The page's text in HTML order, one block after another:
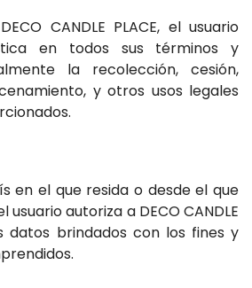
CANDLE PLACE, el usuario
en todos sus términos y
la recolección, cesión,
y otros usos legales
en el que resida o desde el que
usuario autoriza a DECO CANDLE
datos brindados con los fines y